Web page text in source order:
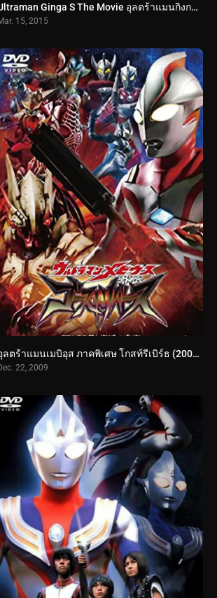
Ultraman Ginga S The Movie อุลตร้าแมนกิงกะ เอส เดอะมูฟวี (2015)
15, 2015
อุลตร้าแมนเมบิอุส ภาคพิเศษ โกสท์รีเบิร์ธ (2009) Ultraman Mebius Gaiden Ghost Rebirth STAGE 2
22, 2009